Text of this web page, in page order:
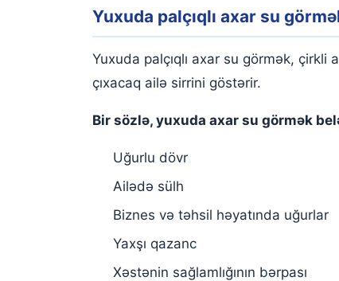
Yuxuda palçıqlı axar su
Yuxuda palçıqlı axar su görmək, çirkli
çıxacaq ailə sirrini göstərir.
Bir sözlə, yuxuda axar su görmək
Uğurlu dövr
Ailədə sülh
Biznes və təhsil həyatında uğurlar
Yaxşı qazanc
Xəstənin sağlamlığının bərpası